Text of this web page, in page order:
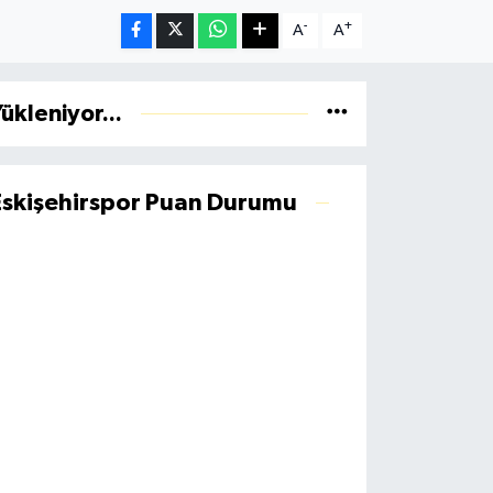
A- A+
Puan Durumu